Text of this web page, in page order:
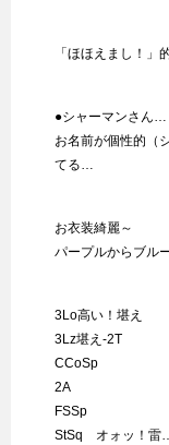
「ほほえまし！
●シャーマンさん…
お名前が個性的（
てる…
お衣装綺麗～
パープルからブル
3Lo高い！堪え
3Lz堪え-2T
CCoSp
2A
FSSp
StSq オォッ！雷…